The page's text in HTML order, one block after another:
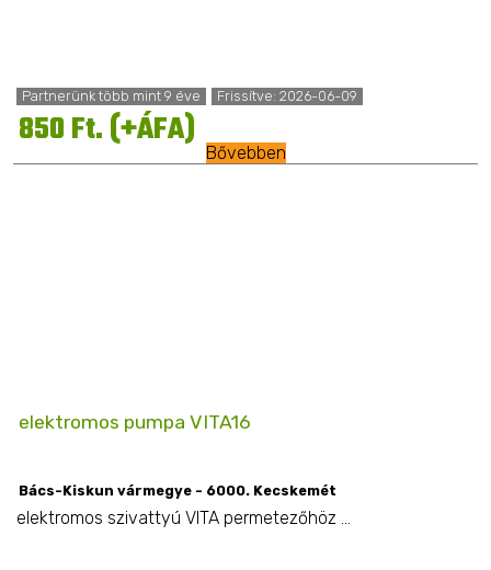
Partnerünk több mint 9 éve Frissítve: 2026-06-09
850 Ft. (+ÁFA) Bővebben
elektromos pumpa VITA16
Bács-Kiskun vármegye - 6000. Kecskemét
elektromos szivattyú VITA permetezőhöz ...